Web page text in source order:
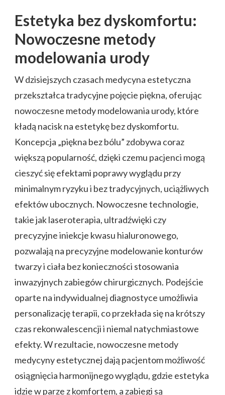
Estetyka bez dyskomfortu:
Nowoczesne metody
modelowania urody
W dzisiejszych czasach medycyna estetyczna
przekształca tradycyjne pojęcie piękna, oferując
nowoczesne metody modelowania urody, które
kładą nacisk na estetykę bez dyskomfortu.
Koncepcja „piękna bez bólu” zdobywa coraz
większą popularność, dzięki czemu pacjenci mogą
cieszyć się efektami poprawy wyglądu przy
minimalnym ryzyku i bez tradycyjnych, uciążliwych
efektów ubocznych. Nowoczesne technologie,
takie jak laseroterapia, ultradźwięki czy
precyzyjne iniekcje kwasu hialuronowego,
pozwalają na precyzyjne modelowanie konturów
twarzy i ciała bez konieczności stosowania
inwazyjnych zabiegów chirurgicznych. Podejście
oparte na indywidualnej diagnostyce umożliwia
personalizację terapii, co przekłada się na krótszy
czas rekonwalescencji i niemal natychmiastowe
efekty. W rezultacie, nowoczesne metody
medycyny estetycznej dają pacjentom możliwość
osiągnięcia harmonijnego wyglądu, gdzie estetyka
idzie w parze z komfortem, a zabiegi są